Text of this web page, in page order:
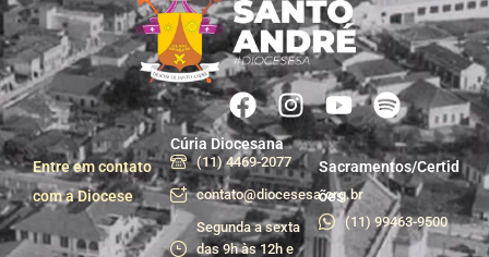
Entre em contato
com a Diocese
Cúria Diocesana
(11) 4469-2077
contato@diocesesa.org.br
Segunda a sexta
das 9h às 12h e
Sacramentos/Certid
ões
(11) 99463-9500